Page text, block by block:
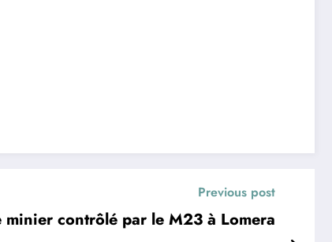
Previous post
contrôlé par le M23 à Lomera